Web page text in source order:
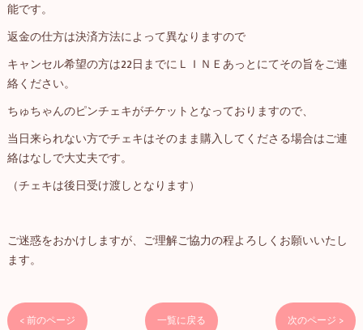
能です。
返金の仕方は決済方法によって異なりますので
キャンセル希望の方は22日までにＬＩＮＥあっとにてその旨をご連
絡ください。
ちゅちゃんのピンチェキがチケットとなっておりますので、
当日来られない方でチェキはそのまま購入してくださる場合はご連
絡はなしで大丈夫です。
（チェキは後日受け渡しとなります）
ご迷惑をおかけしますが、ご理解ご協力の程よろしくお願いいたし
ます。
< 前のページ 一覧に戻る 次のページ >